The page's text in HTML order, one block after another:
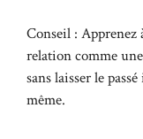
Conseil : Apprenez
relation comme
sans laisser le
même.